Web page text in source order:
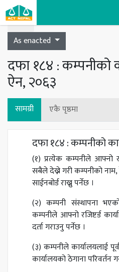
Toggle navigation
As enacted
दफा १८४ : कम्पनीको
ऐन, २०६३
सामग्री एकै पृष्ठमा
दफा १८४ : कम्पनीको
(१) प्रत्येक कम्पनीले आफ्नो
सबैले देख्ने गरी कम्पनीको
साईनबोर्ड राख्नु पर्नेछ ।
(२) कम्पनी संस्थापना
कम्पनीले आफ्नो रजिष्टर्ड
दर्ता गराउनु पर्नेछ ।
(३) कम्पनीले कार्यालयलाई
कार्यालयको ठेगाना परिवर्तन